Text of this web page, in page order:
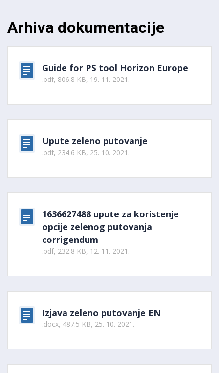
Arhiva dokumentacije
Guide for PS tool Horizon Europe
.pdf, 806.8 KB, 19. 11. 2021.
Upute zeleno putovanje
.pdf, 234.6 KB, 25. 10. 2021.
1636627488 upute za koristenje
opcije zelenog putovanja
corrigendum
.pdf, 232.8 KB, 12. 11. 2021.
Izjava zeleno putovanje EN
.docx, 487.5 KB, 25. 10. 2021.